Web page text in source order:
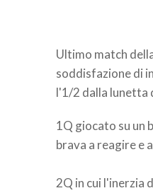
Ultimo match
soddisfazione di
l'1/2 dalla lunetta
1Q giocato su un
brava a reagire e
2Q in cui l'inerzia